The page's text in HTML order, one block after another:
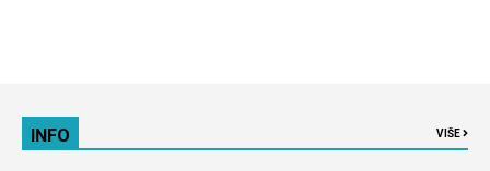
INFO VIŠE